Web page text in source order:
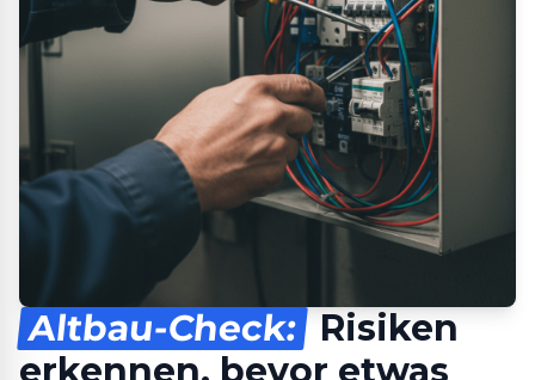
Altbau-Check: Risiken
erkennen, bevor etwas